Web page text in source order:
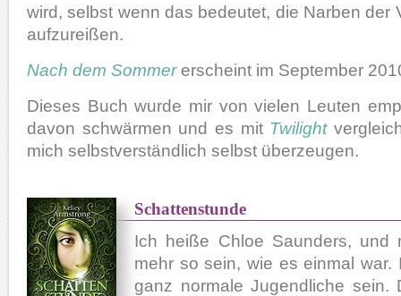
wird, selbst wenn das bedeutet, die Narben der
aufzureißen.
Nach dem Sommererscheint im September
Dieses Buch wurde mir von vielen Leuten
davon schwärmen und es mit Twilight
mich selbstverständlich selbst überzeugen.
Schattenstunde
Ich heiße Chloe Saunders, und
mehr so sein, wie es einmal war.
ganz normale Jugendliche sein.